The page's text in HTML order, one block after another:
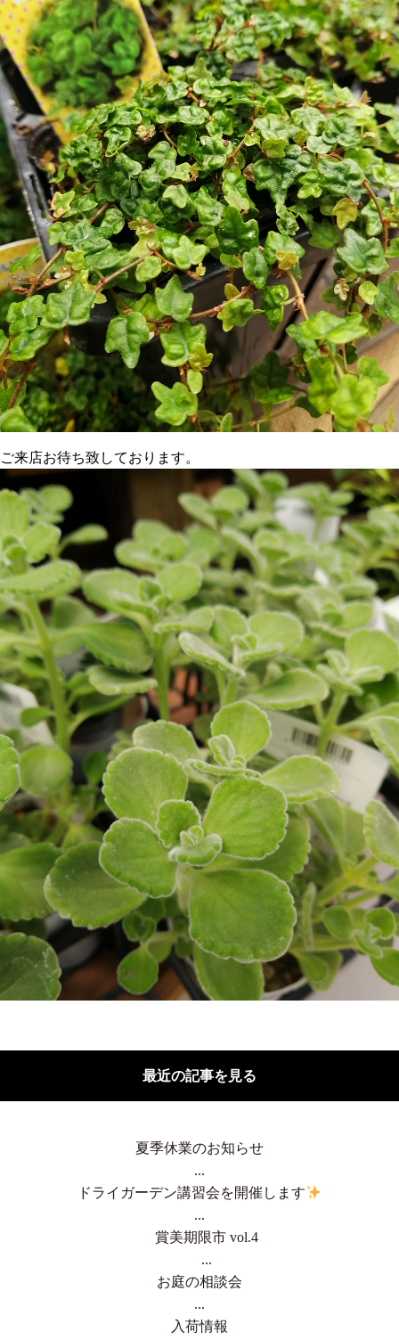
ご来店お待ち致しております。
最近の記事を見る
夏季休業のお知らせ
...
ドライガーデン講習会を開催します
...
賞美期限市 vol.4
...
お庭の相談会
...
入荷情報